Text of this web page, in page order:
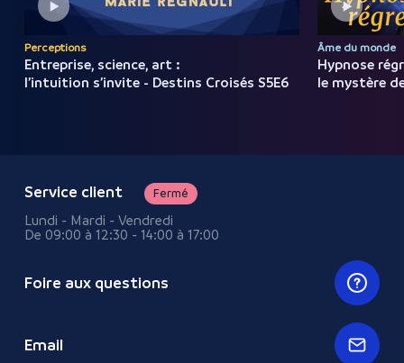
Perceptions
Entreprise, science, art :
l’intuition s’invite - Destins Croisés S5E6
Âme du monde
Hypnose
le mystère
Service client Fermé
Lundi - Mardi - Vendredi
De 09:00 à 12:30 - 14:00 à 17:00
Foire aux questions
Email